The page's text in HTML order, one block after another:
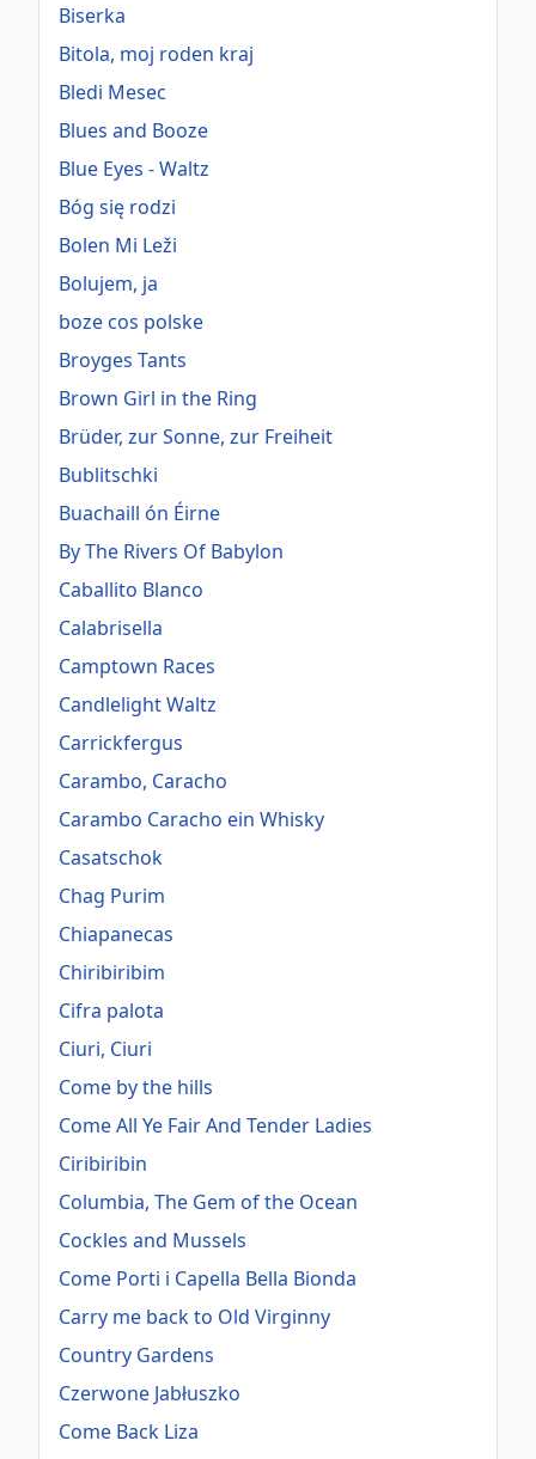
Biserka
Bitola, moj roden kraj
Bledi Mesec
Blues and Booze
Blue Eyes - Waltz
Bóg się rodzi
Bolen Mi Leži
Bolujem, ja
boze cos polske
Broyges Tants
Brown Girl in the Ring
Brüder, zur Sonne, zur Freiheit
Bublitschki
Buachaill ón Éirne
By The Rivers Of Babylon
Caballito Blanco
Calabrisella
Camptown Races
Candlelight Waltz
Carrickfergus
Carambo, Caracho
Carambo Caracho ein Whisky
Casatschok
Chag Purim
Chiapanecas
Chiribiribim
Cifra palota
Ciuri, Ciuri
Come by the hills
Come All Ye Fair And Tender Ladies
Ciribiribin
Columbia, The Gem of the Ocean
Cockles and Mussels
Come Porti i Capella Bella Bionda
Carry me back to Old Virginny
Country Gardens
Czerwone Jabłuszko
Come Back Liza